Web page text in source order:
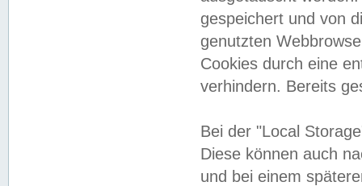
gespeichert und von
genutzten
Cookies durch eine
verhindern. Bereits
Bei der "Local
Diese können auch
und bei einem